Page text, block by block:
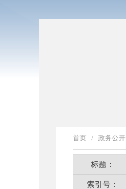
首页 / 政务公开
标题：
索引号：